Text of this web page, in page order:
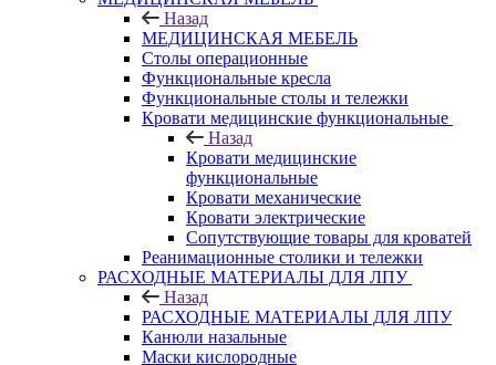
Назад
МЕДИЦИНСКАЯ МЕБЕЛЬ
Столы операционные
Функциональные кресла
Функциональные столы и тележки
Кровати медицинские функциональные
Назад
Кровати медицинские
функциональные
Кровати механические
Кровати электрические
Сопутствующие товары для кроватей
Реанимационные столики и тележки
РАСХОДНЫЕ МАТЕРИАЛЫ ДЛЯ ЛПУ
Назад
РАСХОДНЫЕ МАТЕРИАЛЫ ДЛЯ ЛПУ
Канюли назальные
Маски кислородные